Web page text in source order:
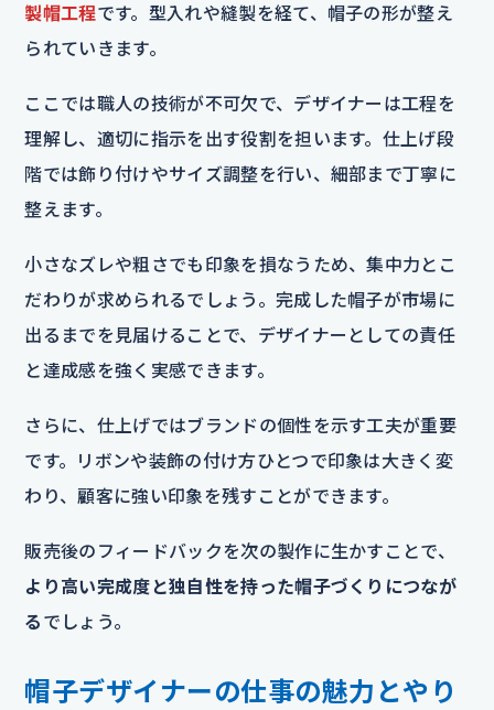
製帽工程です。型入れや縫製を経て、帽子の形が整え
られていきます。
ここでは職人の技術が不可欠で、デザイナーは工程を
理解し、適切に指示を出す役割を担います。仕上げ段
階では飾り付けやサイズ調整を行い、細部まで丁寧に
整えます。
小さなズレや粗さでも印象を損なうため、集中力とこ
だわりが求められるでしょう。完成した帽子が市場に
出るまでを見届けることで、デザイナーとしての責任
と達成感を強く実感できます。
さらに、仕上げではブランドの個性を示す工夫が重要
です。リボンや装飾の付け方ひとつで印象は大きく変
わり、顧客に強い印象を残すことができます。
販売後のフィードバックを次の製作に生かすことで、
より高い完成度と独自性を持った帽子づくりにつなが
る でしょう。
帽子デザイナーの仕事の魅力とやり